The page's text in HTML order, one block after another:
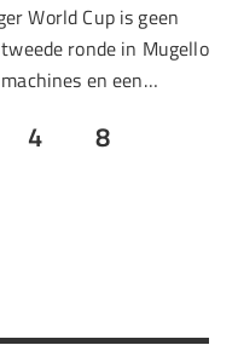
World Cup is geen
ronde in Mugello
en een…
4 8